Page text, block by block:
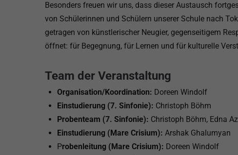
Besonders freuen wir uns, dass dieser Austausch
von Schülerinnen und Schülern unserer Schule nach
getragen von künstlerischer Neugier, gegenseitigem
öffnet: für Begegnung, für Lernen und für kulturelle
Team der Veranstaltung
Organisation/Koordination: Doreen Windolf
Einstudierung (7. Sinfonie): Christoph Böhm
Probenteam (7. Sinfonie): Christoph Böhm, Edna
Einstudierung (Mare Crisium): Arshak Ghalumyan
Probenleitung (Mare Crisium): Doreen Windolf